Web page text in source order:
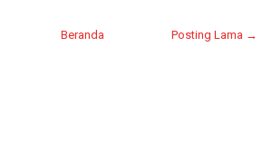
Posting Lama →
Beranda